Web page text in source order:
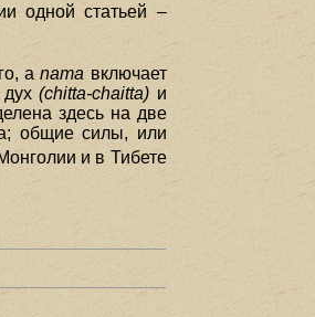
одной статьей –
аnama включает
дух(chitta-chaitta) и
здесь на две
общие силы, или
и в Тибете